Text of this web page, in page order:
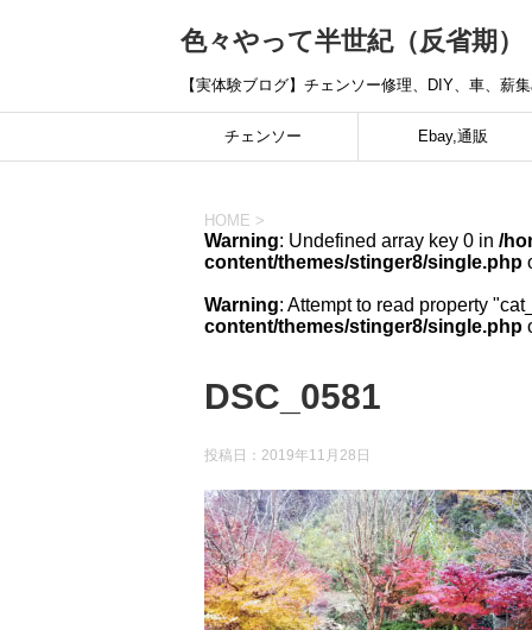
色々やって半世紀（反省期）
【実体験ブログ】チェンソー修理、DIY、車、薪
チェンソー Ebay,通販
HOME >
Warning: Undefined array key 0 in /
content/themes/stinger8/single.php
Warning: Attempt to read property
content/themes/stinger8/single.php
DSC_0581
投稿日： 2019年11月28日